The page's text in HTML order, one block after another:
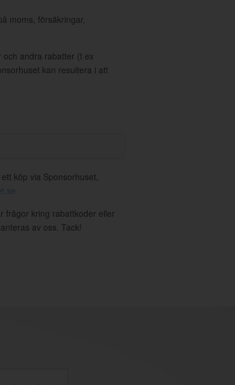
moms, försäkringar,
andra rabatter (t ex
kan resultera i att
köp via Sponsorhuset,
frågor kring rabattkoder eller
av oss. Tack!